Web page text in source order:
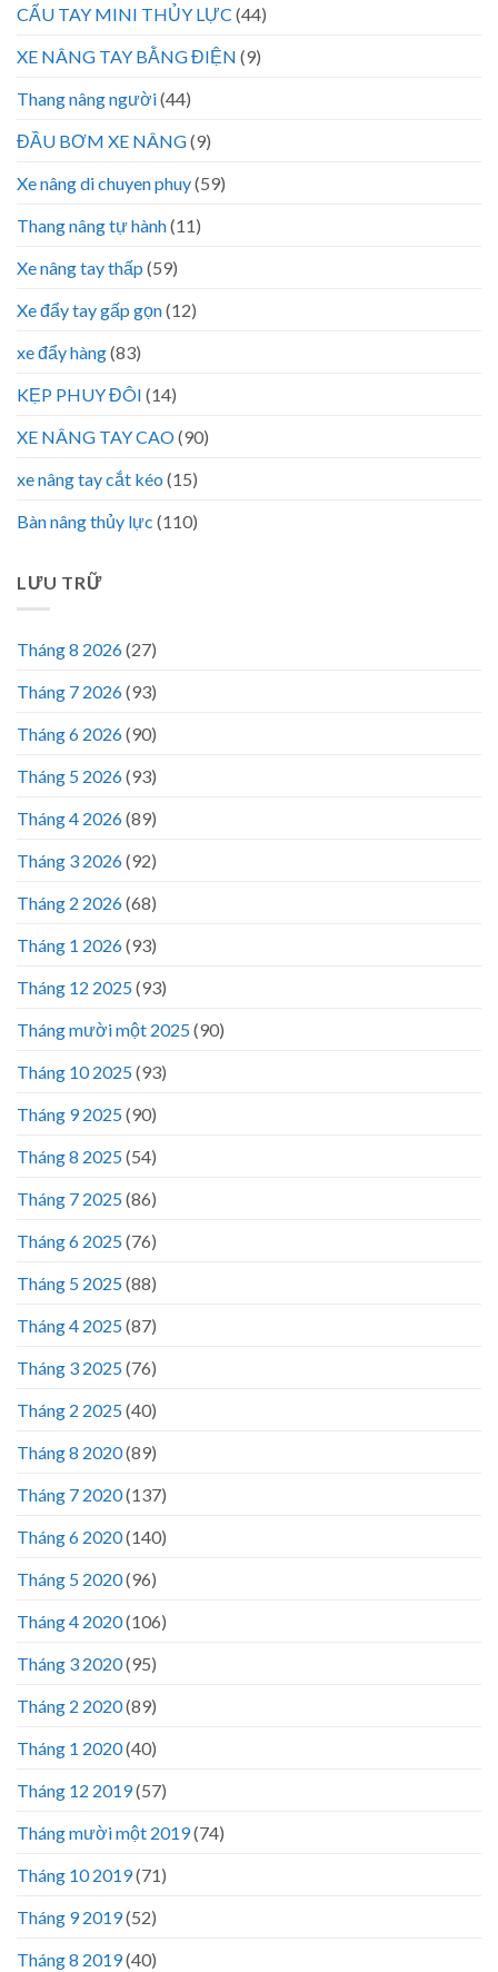
CẨU TAY MINI THỦY LỰC (44)
XE NÂNG TAY BẰNG ĐIỆN (9)
Thang nâng người(44)
ĐẦU BƠM XE NÂNG(9)
Xe nâng di chuyen phuy(59)
Thang nâng tự hành(11)
Xe nâng tay thấp (59)
Xe đẩy tay gấp gọn(12)
xe đẩy hàng(83)
KẸP PHUY ĐÔI (14)
XE NÂNG TAY CAO(90)
xe nâng tay cắt kéo (15)
Bàn nâng thủy lực (110)
LƯU TRỮ
Tháng 8 2026(27)
Tháng 7 2026(93)
Tháng 6 2026(90)
Tháng 5 2026(93)
Tháng 4 2026(89)
Tháng 3 2026(92)
Tháng 2 2026(68)
Tháng 1 2026(93)
Tháng 12 2025(93)
Tháng mười một 2025(90)
Tháng 10 2025(93)
Tháng 9 2025(90)
Tháng 8 2025(54)
Tháng 7 2025(86)
Tháng 6 2025(76)
Tháng 5 2025(88)
Tháng 4 2025(87)
Tháng 3 2025(76)
Tháng 2 2025(40)
Tháng 8 2020(89)
Tháng 7 2020(137)
Tháng 6 2020(140)
Tháng 5 2020(96)
Tháng 4 2020(106)
Tháng 3 2020(95)
Tháng 2 2020(89)
Tháng 1 2020(40)
Tháng 12 2019(57)
Tháng mười một 2019(74)
Tháng 10 2019(71)
Tháng 9 2019(52)
Tháng 8 2019(40)